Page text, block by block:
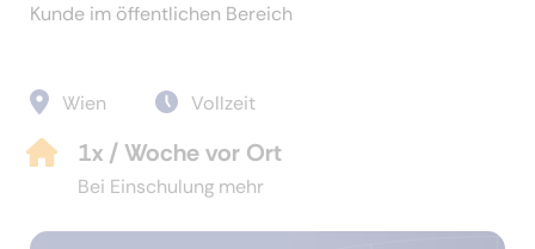
Kunde im öffentlichen Bereich
Wien Vollzeit
1x / Woche vor Ort
Bei Einschulung mehr